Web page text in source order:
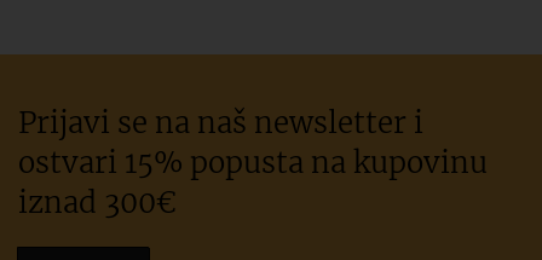
Prijavi se na naš newsletter i
ostvari 15% popusta na kupovinu
iznad 300€